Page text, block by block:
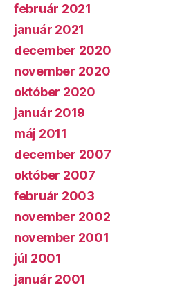
február 2021
január 2021
december 2020
november 2020
október 2020
január 2019
máj 2011
december 2007
október 2007
február 2003
november 2002
november 2001
júl 2001
január 2001